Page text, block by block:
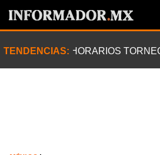
TENDENCIAS: HORARIOS